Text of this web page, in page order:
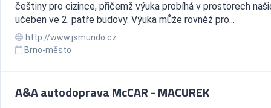
češtiny pro cizince, přičemž výuka probíhá v prostorech
učeben ve 2. patře budovy. Výuka může rovněž pro...
http://www.jsmundo.cz
Brno-město
A&A autodoprava McCAR - MACUREK